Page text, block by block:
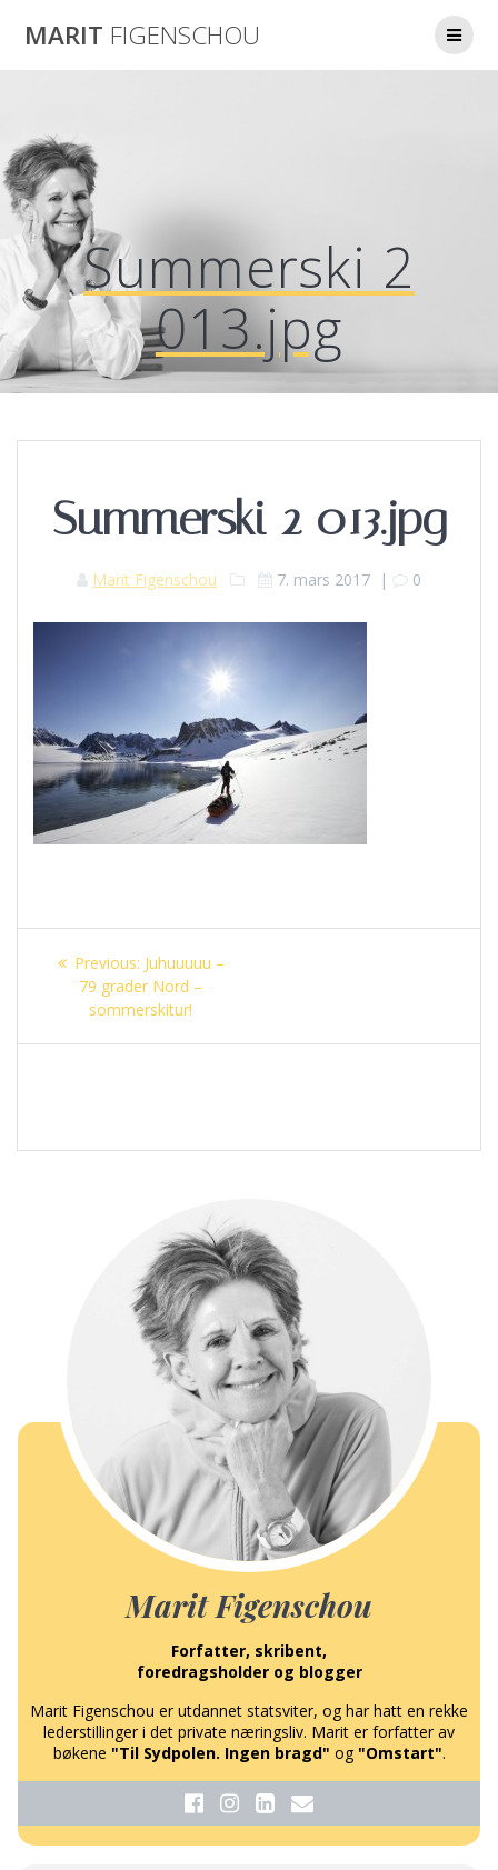
to
MARIT FIGENSCHOU
Summerski 2
013.jpg
Summerski 2 013.jpg
Marit Figenschou 7. mars 2017 | 0
Innleggsnavigasjon
Previous: Previous
post:
Juhuuuuu –
79 grader Nord –
sommerskitur!
Marit Figenschou
Forfatter, skribent,
foredragsholder og blogger
Marit Figenschou er utdannet statsviter, og har hatt en rekke
lederstillinger i det private næringsliv. Marit er forfatter av
bøkene "Til Sydpolen. Ingen bragd" og "Omstart".